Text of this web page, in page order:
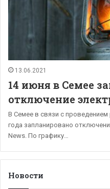
13.06.2021
14 июня в Семее
отключение
В Семее в связи с
года запланировано
News. По графику…
Новости